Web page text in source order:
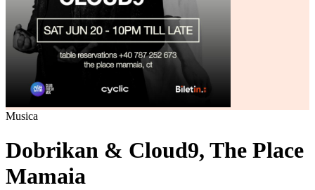
Musica
Dobrikan & Cloud9, The Place
Mamaia